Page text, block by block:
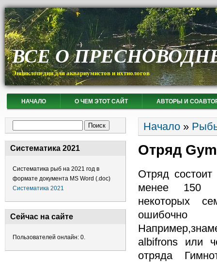
ВСЕ О
Энциклопедия для аквариумистов и ихтиологов
НАЧАЛО О ЧЕМ ЭТОТ САЙТ АВТОРЫ И
Систематика 2021
Систематика рыб на 2021 год в
формате документа MS Word (.doc)
Систематика 2021
Сейчас на сайте
Пользователей онлайн: 0.
Вы здесь
Начало »
Отряд
Отряд
менее 150
некоторых
ошибочно
albifrons или
отряда